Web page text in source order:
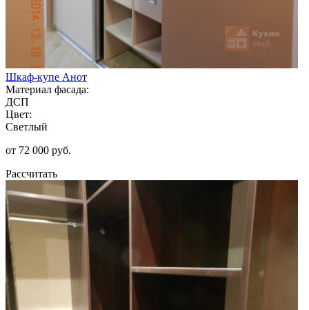
Шкаф-купе Анот
Материал фасада:
ДСП
Цвет:
Светлый
от 72 000 руб.
Рассчитать